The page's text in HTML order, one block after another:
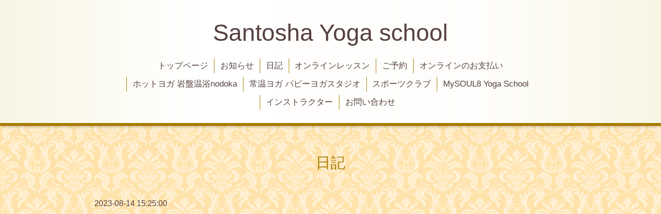
Santosha Yoga school
トップページ お知らせ 日記 オンラインレッスン ご予約
オンラインのお支払い
ホットヨガ 岩盤温浴nodoka
常温ヨガ パピーヨガスタジオ スポーツクラブ
MySOUL8 Yoga School
インストラクター
お問い合わせ
日記
2023-08-14 15:25:00